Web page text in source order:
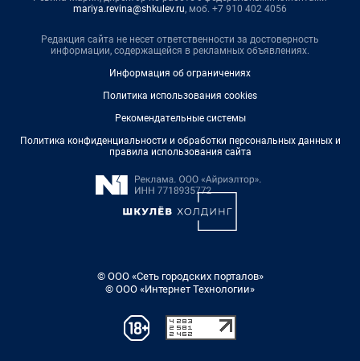
mariya.revina@shkulev.ru, моб. +7 910 402 4056
Редакция сайта не несет ответственности за достоверность
информации, содержащейся в рекламных объявлениях.
Информация об ограничениях
Политика использования cookies
Рекомендательные системы
Политика конфиденциальности и обработки персональных данных и
правила использования сайта
© ООО «Сеть городских порталов»
© ООО «Интернет Технологии»